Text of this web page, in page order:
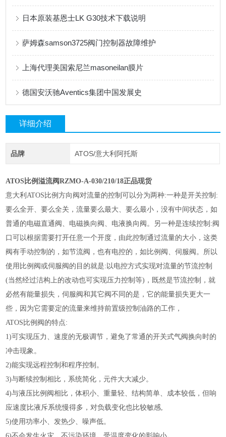
日本原装基恩士LK G30技术下载说明
萨姆森samson3725阀门控制器故障维护
上海代理美国索尼兰masoneilan膜片
德国安沃驰Aventics集团中国发展史
详细介绍
品牌 ATOS/意大利阿托斯
ATOS比例溢流阀RZMO-A-030/210/18正品现货
意大利ATOS比例方向阀对流量的控制可以分为两种:一种是开关控制:
要么全开、要么全关，流量要么最大、要么最小，没有中间状态，如
普通的电磁直通阀、电磁换向阀、电液换向阀。另一种是连续控制:阀
口可以根据需要打开任意一个开度，由此控制通过流量的大小，这类
阀有手动控制的，如节流阀，也有电控的，如比例阀、伺服阀。所以
使用比例阀或伺服阀的目的就是:以电控方式实现对流量的节流控制
(当然经过洁构上的改动也可实现压力控制等)，既然是节流控制，就
必然有能量损失，伺服阀和其它阀不同的是，它的能量损失更大一
些，因为它需要定的流量来维持前置级控制油路的工作，
ATOS比例阀的特点:
1)可实现压力、速度的无极调节，避免了常通的开关式气阀换向时的
冲击现象。
2)能实现远程控制和程序控制。
3)与断续控制相比，系统简化，元件大大减少。
4)与液压比例阀相比，体积小、重量轻、结构简单、成本较低，但响
应速度比液斥系统慢得多，对负载变化也比较敏感,
5)使用功率小、发热少、噪声低。